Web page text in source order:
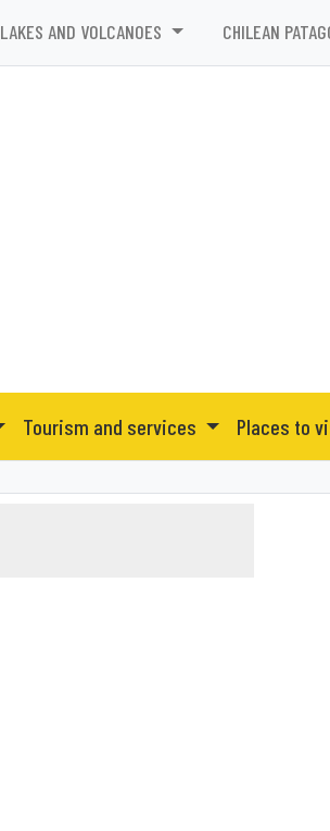
LAKES AND VOLCANOES CHILEAN
Tourism and services Places to